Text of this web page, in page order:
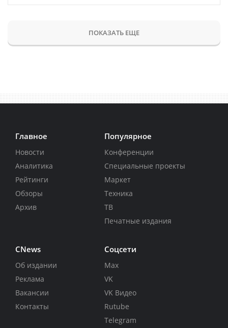
ПОКАЗАТЬ ЕЩЕ
Главное
Новости
Аналитика
Рейтинги
Обзоры
Архив
Популярное
Конференции
Специальные проекты
Маркет
Техника
ТВ
Печатные издания
CNews
Об издании
Реклама
Вакансии
Контакты
Соцсети
Max
VK
VK Видео
Rutube
Telegram